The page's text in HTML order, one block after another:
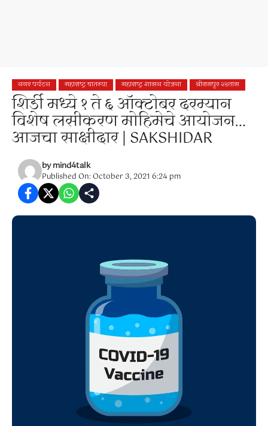
नगर पर्यटन महाराष्ट्र बातम्या महाराष्ट्र शासन योजना श्रीरामपूर २४तास
शिर्डी मध्ये १ ते ६ ऑक्टोबर दरम्यान
विशेष लसीकरण मोहिमेचे आयोजन…
आजचा साक्षीदार | SAKSHIDAR
bymind4talk
Published On: October 3, 2021 6:24 pm